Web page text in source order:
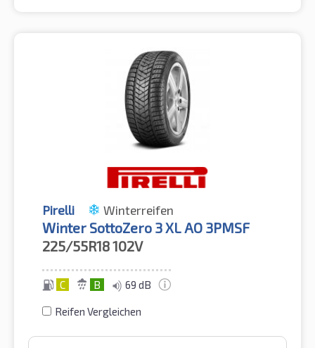
Pirelli Winterreifen
Winter SottoZero 3 XL AO 3PMSF
225/55R18102V
C B 69 dB
Reifen Vergleichen